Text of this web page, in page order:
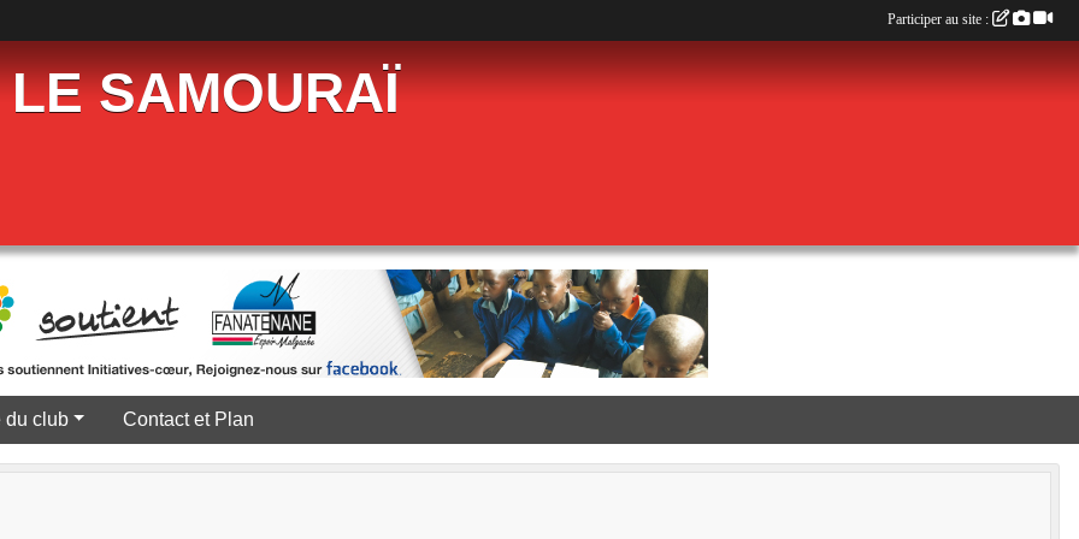
SAMOURAÏ
du club Contact et Plan
Participer au site :